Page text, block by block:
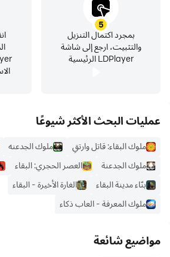
5
بمجرد اكتمال التنزيل
والتثبيت، ارجع إلى شاشة
LDPlayer الرئيسية
عمليات البحث الأكثر شيوعًا
ملوك البقاء: قاتل وارتقِ ملوك الجدعنه
ملوك الجدعنة
العصر الحجري: البقاء
بنّاء مدينة البقاء
الغارة الأخيرة - البقاء
ملوك المعرفة - العاب ذكاء
مواضيع شائعة